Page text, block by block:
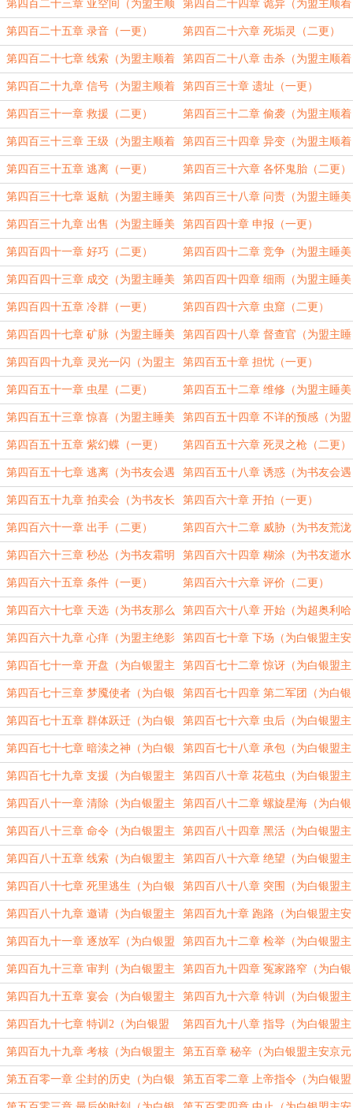
你的足迹走进新世界加更）
第四百二十三章 亚空间（为盟主顺
着你的足迹走进新世界加更）
第四百二十四章 诡异（为盟主顺着
你的足迹走进新世界加更）
第四百二十五章 录音（一更） 第四百二十六章 死垢灵（二更）
第四百二十七章 线索（为盟主顺着
你的足迹走进新世界加更）
第四百二十八章 击杀（为盟主顺着
你的足迹走进新世界加更）
第四百二十九章 信号（为盟主顺着
你的足迹走进新世界加更）
第四百三十章 遗址（一更）
第四百三十一章 救援（二更） 第四百三十二章 偷袭（为盟主顺着
你的足迹走进新世界加更）
第四百三十三章 王级（为盟主顺着
你的足迹走进新世界加更）
第四百三十四章 异变（为盟主顺着
你的足迹走进新世界加更）
第四百三十五章 逃离（一更） 第四百三十六章 各怀鬼胎（二更）
第四百三十七章 返航（为盟主睡美
蕉加更）（三更）
第四百三十八章 问责（为盟主睡美
蕉加更）（四更）
第四百三十九章 出售（为盟主睡美
蕉加更）（五更）
第四百四十章 申报（一更）
第四百四十一章 好巧（二更） 第四百四十二章 竞争（为盟主睡美
蕉加更）（三更）
第四百四十三章 成交（为盟主睡美
蕉加更）（四更）
第四百四十四章 细雨（为盟主睡美
蕉加更）（五更）
第四百四十五章 冷群（一更） 第四百四十六章 虫窟（二更）
第四百四十七章 矿脉（为盟主睡美
蕉加更）（三更）
第四百四十八章 督查官（为盟主睡
美蕉加更）（四更）
第四百四十九章 灵光一闪（为盟主
睡美蕉加更）（五更）
第四百五十章 担忧（一更）
第四百五十一章 虫星（二更） 第四百五十二章 维修（为盟主睡美
蕉加更）（三更）
第四百五十三章 惊喜（为盟主睡美
蕉加更）（四更）
第四百五十四章 不详的预感（为盟
主睡美蕉加更）（五更）
第四百五十五章 紫幻蝶（一更） 第四百五十六章 死灵之枪（二更）
第四百五十七章 逃离（为书友会遇
到你吗加更）（三更）
第四百五十八章 诱惑（为书友会遇
到你吗加更）（四更）
第四百五十九章 拍卖会（为书友长
什么安加更）（五更）
第四百六十章 开拍（一更）
第四百六十一章 出手（二更） 第四百六十二章 威胁（为书友荒泷
一斗yyds加更）（三更）
第四百六十三章 秒怂（为书友霜明
晨雪加更）（四更）
第四百六十四章 糊涂（为书友逝水
蓝莓加更）（五更）
第四百六十五章 条件（一更） 第四百六十六章 评价（二更）
第四百六十七章 天选（为书友那么
多7加更）（三更）
第四百六十八章 开始（为超奥利哈
刚神加更）（四更）
第四百六十九章 心痒（为盟主绝影
玄天加更）（五更）
第四百七十章 下场（为白银盟主安
京元加更）（五合一）
第四百七十一章 开盘（为白银盟主
安京元加更）（五合一）
第四百七十二章 惊讶（为白银盟主
安京元加更）（五合一）
第四百七十三章 梦魇使者（为白银
盟主安京元加更）（五合一）
第四百七十四章 第二军团（为白银
盟主安京元加更）（五合一）
第四百七十五章 群体跃迁（为白银
盟主安京元加更）（五合一）
第四百七十六章 虫后（为白银盟主
安京元加更）（五合一）
第四百七十七章 暗渎之神（为白银
盟主安京元加更）（五合一）
第四百七十八章 承包（为白银盟主
安京元加更）（五合一）
第四百七十九章 支援（为白银盟主
安京元加更）（五合一）
第四百八十章 花苞虫（为白银盟主
安京元加更）（五合一）
第四百八十一章 清除（为白银盟主
安京元加更）（五合一）
第四百八十二章 螺旋星海（为白银
盟主安京元加更）（四合一）
第四百八十三章 命令（为白银盟主
安京元加更）（五合一）
第四百八十四章 黑活（为白银盟主
安京元加更）（五合一）
第四百八十五章 线索（为白银盟主
安京元加更）（五合一）
第四百八十六章 绝望（为白银盟主
安京元加更）（四合一）
第四百八十七章 死里逃生（为白银
盟主安京元加更）（五合一）
第四百八十八章 突围（为白银盟主
安京元加更）（五合一）
第四百八十九章 邀请（为白银盟主
安京元加更）（五合一）
第四百九十章 跑路（为白银盟主安
京元加更）（五合一）
第四百九十一章 逐放军（为白银盟
主安京元加更）（五合一）
第四百九十二章 检举（为白银盟主
安京元加更）（五合一）
第四百九十三章 审判（为白银盟主
安京元加更）（五合一）
第四百九十四章 冤家路窄（为白银
盟主安京元加更）（五合一）
第四百九十五章 宴会（为白银盟主
安京元加更）（五合一）
第四百九十六章 特训（为白银盟主
安京元加更）（五合一）
第四百九十七章 特训2（为白银盟
主安京元加更）（五合一）
第四百九十八章 指导（为白银盟主
安京元加更）（五合一）
第四百九十九章 考核（为白银盟主
安京元加更）（五合一）
第五百章 秘辛（为白银盟主安京元
加更）（五合一）
第五百零一章 尘封的历史（为白银 第五百零二章 上帝指令（为白银盟